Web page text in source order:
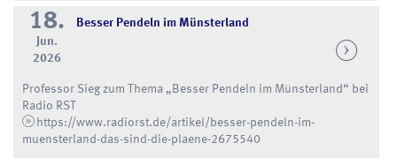
18.
Jun.
2026
Besser Pendeln im Münsterland
Professor Sieg zum Thema „Besser Pendeln im Münsterland“ bei
Radio RST
https://www.radiorst.de/artikel/besser-pendeln-im-
muensterland-das-sind-die-plaene-2675540